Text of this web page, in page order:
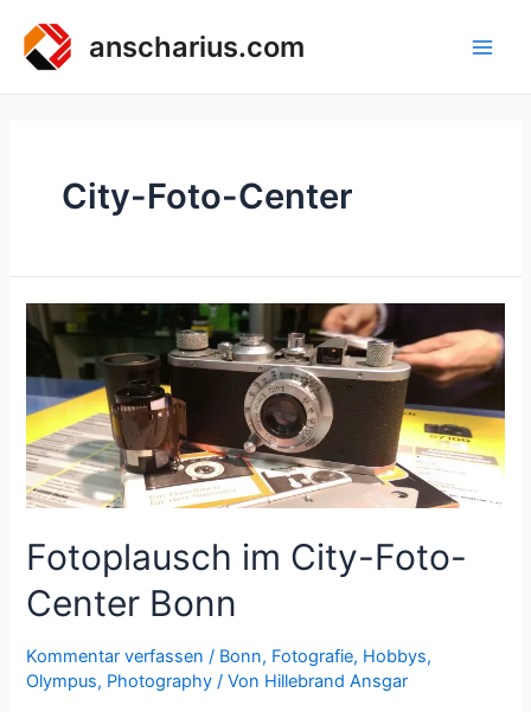
Inhalt
springen
anscharius.com
City-Foto-Center
Fotoplausch im City-Foto-
Center Bonn
Kommentar verfassen / Bonn, Fotografie, Hobbys,
Olympus, Photography / Von Hillebrand Ansgar